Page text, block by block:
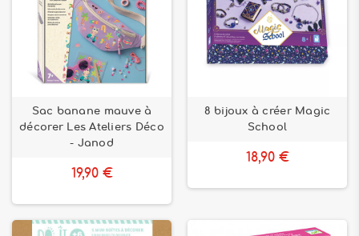
Sac banane mauve à
décorer Les Ateliers Déco
- Janod
19,90 €
8 bijoux à créer Magic
School
18,90 €